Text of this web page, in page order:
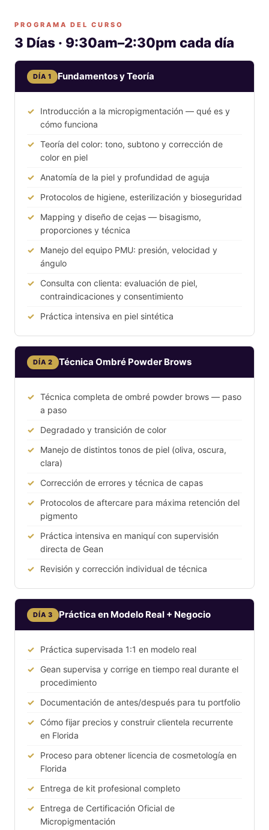
PROGRAMA DEL CURSO
3 Días · 9:30am–2:30pm cada día
DÍA 1 Fundamentos y Teoría
Introducción a la micropigmentación — qué es y
cómo funciona
Teoría del color: tono, subtono y corrección de
color en piel
Anatomía de la piel y profundidad de aguja
Protocolos de higiene, esterilización y bioseguridad
Mapping y diseño de cejas — bisagismo,
proporciones y técnica
Manejo del equipo PMU: presión, velocidad y
ángulo
Consulta con clienta: evaluación de piel,
contraindicaciones y consentimiento
Práctica intensiva en piel sintética
DÍA 2 Técnica Ombré Powder Brows
Técnica completa de ombré powder brows — paso
a paso
Degradado y transición de color
Manejo de distintos tonos de piel (oliva, oscura,
clara)
Corrección de errores y técnica de capas
Protocolos de aftercare para máxima retención del
pigmento
Práctica intensiva en maniquí con supervisión
directa de Gean
Revisión y corrección individual de técnica
DÍA 3 Práctica en Modelo Real + Negocio
Práctica supervisada 1:1 en modelo real
Gean supervisa y corrige en tiempo real durante el
procedimiento
Documentación de antes/después para tu portfolio
Cómo fijar precios y construir clientela recurrente
en Florida
Proceso para obtener licencia de cosmetología en
Florida
Entrega de kit profesional completo
Entrega de Certificación Oficial de
Micropigmentación